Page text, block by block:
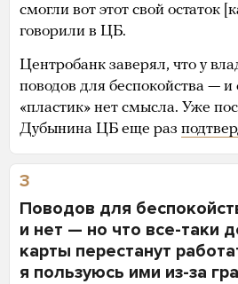
смогли вот этот свой остаток
говорили в ЦБ.
Центробанк заверял, что у
поводов для беспокойства —
«пластик» нет смысла. Уже
Дубынина ЦБ еще раз
3
Поводов для
и нет — но что все-таки
карты перестанут
я пользуюсь ими из-за